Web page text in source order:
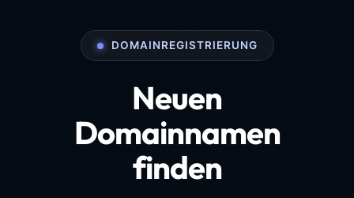
DOMAINREGISTRIERUNG
Neuen
Domainnamen
finden